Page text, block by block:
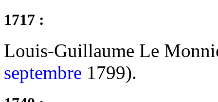
1717 :
Louis-Guillaume Le
septembre 1799).